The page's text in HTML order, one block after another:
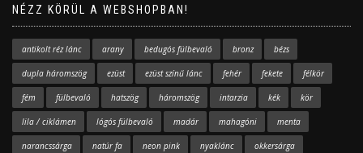
NÉZZ KÖRÜL A WEBSHOPBAN!
antikolt réz lánc arany bedugós fülbevaló bronz bézs
dupla háromszög ezüst ezüst színű lánc fehér fekete félkör
fém fülbevaló hatszög háromszög intarzia kék kör
lila / ciklámen lógós fülbevaló madár mahagóni menta
narancssárga natúr fa neon pink nyaklánc okkersárga